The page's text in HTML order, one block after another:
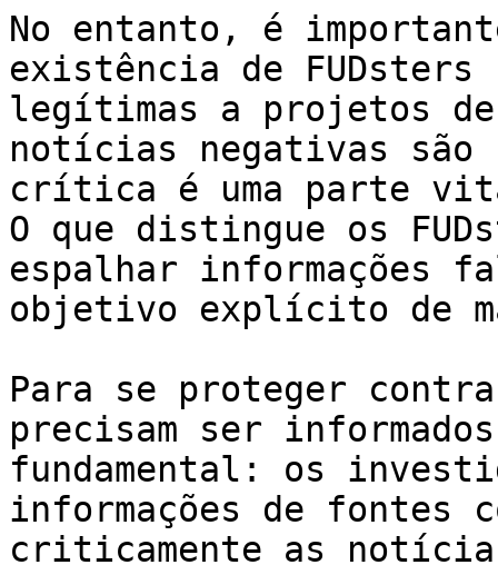
No entanto, é
existência de
legítimas a projetos de
notícias negativas são
crítica é uma parte
O que distingue os
espalhar informações
objetivo explícito de
Para se proteger
precisam ser
fundamental: os
informações de fontes
criticamente as